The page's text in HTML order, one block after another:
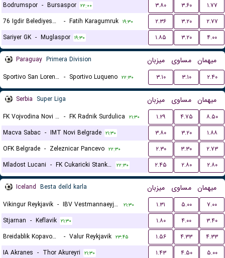
Bodrumspor - Bursaspor ۲۲:۰۰ ۳.۸۰ ۳.۶۰
۱.۷۷
76 Igdir Belediyespor
- Fatih Karagumruk ۱۹:۳۰ ۲.۳۶ ۳.۲۰
۲.۷۷
Sariyer GK - Muglaspor ۱۹:۳۰ ۱.۸۵ ۳.۲۰ ۴.۰۰
Paraguay Primera Division میزبان مساوی میهمان
Sportivo San Lorenzo - Sportivo Luqueno ۲۲:۳۰ ۳.۱۰ ۳.۱۰ ۲.۴۰
Serbia Super Liga میزبان مساوی میهمان
FK Vojvodina Novi Sad - FK Radnik Surdulica ۲۱:۳۰ ۱.۲۹ ۴.۷۵
۸.۵۰
Macva Sabac - IMT Novi Belgrade ۲۱:۳۰ ۳.۸۰ ۳.۲۰
۱.۸۸
OFK Belgrade - Zeleznicar Pancevo ۲۲:۳۰ ۲.۳۰ ۳.۳۰
۲.۷۳
Mladost Lucani - FK Cukaricki Stankom ۲۲:۳۰ ۲.۴۵ ۲.۸۰ ۲.۸۰
Iceland Besta deild karla میزبان مساوی میهمان
Vikingur Reykjavik - IBV Vestmannaeyjar ۲۱:۳۰ ۱.۳۱ ۵.۰۰
۷.۰۰
Stjarnan - Keflavik ۲۱:۳۰ ۱.۸۰ ۴.۰۰
۳.۴۰
Breidablik Kopavogur
- Valur Reykjavik ۲۳:۴۵ ۱.۵۶ ۴.۳۳
۴.۳۳
IA Akranes - Thor Akureyri ۲۱:۳۰ ۱.۴۳ ۴.۵۰
۵.۰۰